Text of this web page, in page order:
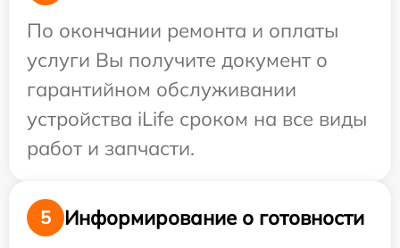
По окончании ремонта и оплаты
услуги Вы получите документ о
гарантийном обслуживании
устройства iLife сроком на все виды
работ и запчасти.
5
Информирование о готовности